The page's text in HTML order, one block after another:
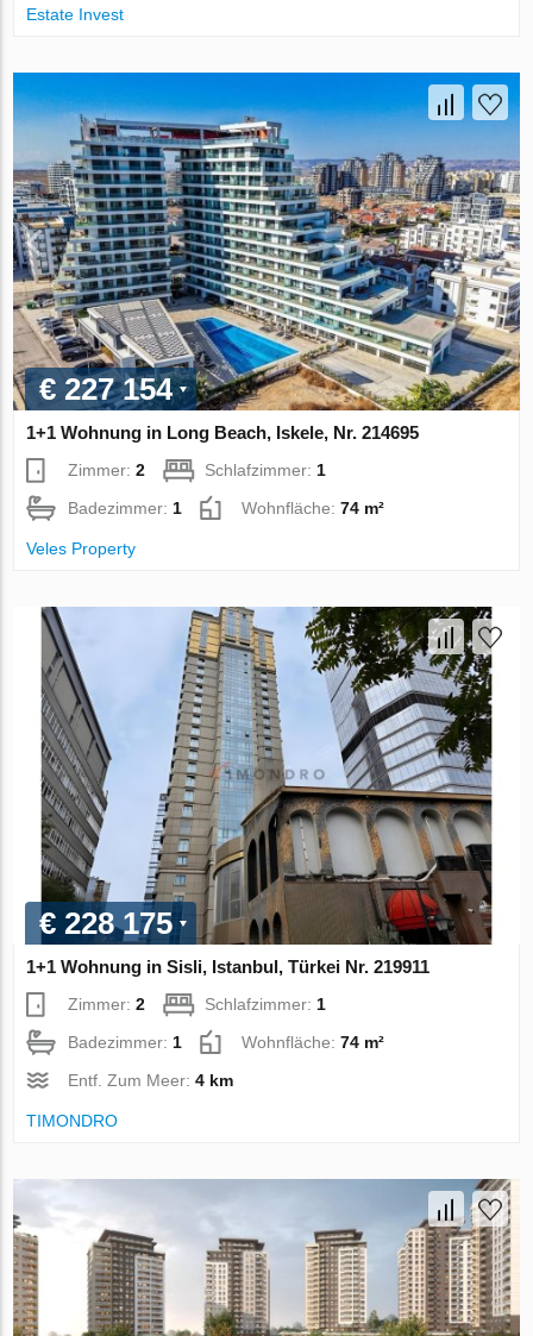
Estate Invest
€ 227 154
1+1 Wohnung in Long Beach, Iskele, Nr. 214695
Zimmer:2 Schlafzimmer: 1
Badezimmer: 1 Wohnfläche:74 m²
Veles Property
€ 228 175
1+1 Wohnung in Sisli, Istanbul, Türkei Nr. 219911
Zimmer:2 Schlafzimmer: 1
Badezimmer: 1 Wohnfläche:74 m²
Entf. Zum Meer:4 km
TIMONDRO